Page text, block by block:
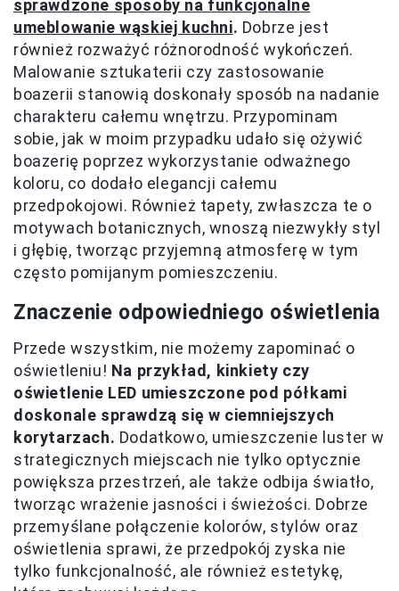
sprawdzone sposoby na funkcjonalne
umeblowanie wąskiej kuchni. Dobrze jest
również rozważyć różnorodność wykończeń.
Malowanie sztukaterii czy zastosowanie
boazerii stanowią doskonały sposób na nadanie
charakteru całemu wnętrzu. Przypominam
sobie, jak w moim przypadku udało się ożywić
boazerię poprzez wykorzystanie odważnego
koloru, co dodało elegancji całemu
przedpokojowi. Również tapety, zwłaszcza te o
motywach botanicznych, wnoszą niezwykły styl
i głębię, tworząc przyjemną atmosferę w tym
często pomijanym pomieszczeniu.
Znaczenie odpowiedniego oświetlenia
Przede wszystkim, nie możemy zapominać o
oświetleniu! Na przykład, kinkiety czy
oświetlenie LED umieszczone pod półkami
doskonale sprawdzą się w ciemniejszych
korytarzach. Dodatkowo, umieszczenie luster w
strategicznych miejscach nie tylko optycznie
powiększa przestrzeń, ale także odbija światło,
tworząc wrażenie jasności i świeżości. Dobrze
przemyślane połączenie kolorów, stylów oraz
oświetlenia sprawi, że przedpokój zyska nie
tylko funkcjonalność, ale również estetykę,